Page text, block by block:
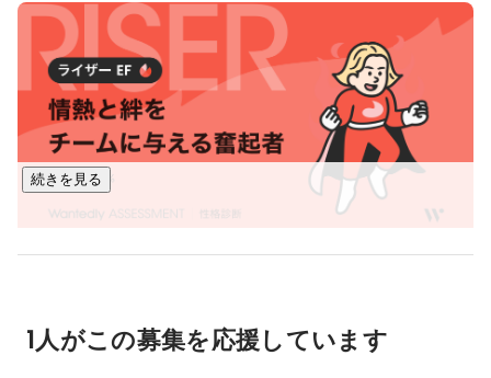
でには宮内庁、東京都、横浜市など官庁関連の改修工事や特
殊工事にも携わってきました。
◆外食事業
横浜市で和風カフェ「こはる茶屋」を運営しています。「食
生活が乱れていて不安…」そんな方にも食事を楽しんでいただ
けるよう、安心安全な食材にこだわったメニューを提供。週
替わりのランチメニューが人気です。
店舗でしか食べられない料理を外でも食べたいという声か
◆オンライン英語講習フランチャイズ運営
続きを見る
1人がこの募集を応援しています